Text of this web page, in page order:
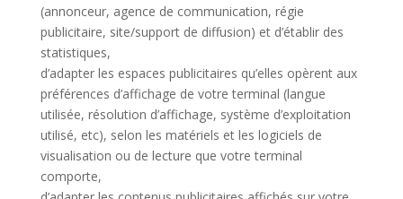
(annonceur, agence de communication, régie
publicitaire, site/support de diffusion) et d’établir des
statistiques,
d’adapter les espaces publicitaires qu’elles opèrent aux
préférences d’affichage de votre terminal (langue
utilisée, résolution d’affichage, système d’exploitation
utilisé, etc), selon les matériels et les logiciels de
visualisation ou de lecture que votre terminal
comporte,